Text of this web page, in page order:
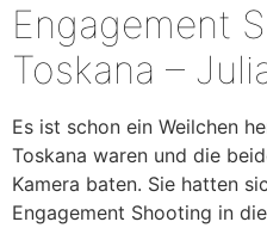
Engagement
Toskana –
Es ist schon ein Weilchen
Toskana waren und die
Kamera baten. Sie hatten
Engagement Shooting in